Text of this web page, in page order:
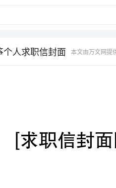
人求职信封面 本文由万文网提